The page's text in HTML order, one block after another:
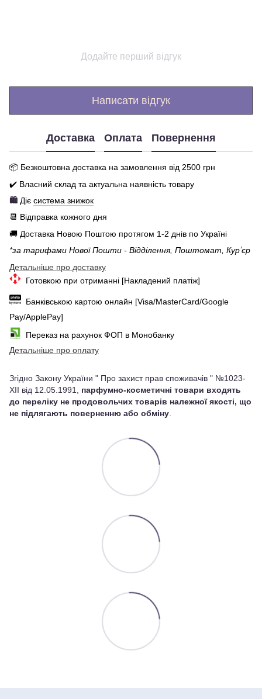
Додайте перший відгук
Написати відгук
Доставка Оплата Повернення
📦 Безкоштовна доставка на замовлення від 2500 грн
✔️ Власний склад та актуальна наявність товару
🛍️ Діє система знижок
📆 Відправка кожного дня
🚚 Доставка Новою Поштою протягом 1-2 днів по Україні
*за тарифами Нової Пошти - Відділення, Поштомат, Курʼєр
Детальніше про доставку
Готовкою при отриманні [Накладений платіж]
Банківською картою онлайн [Visa/MasterCard/Google
Pay/ApplePay]
Переказ на рахунок ФОП в Монобанку
Детальніше про оплату
Згідно Закону України " Про захист прав споживачів " №1023-
XII від 12.05.1991, парфумно-косметичні товари входять
до переліку не продовольчих товарів належної якості, що
не підлягають поверненню або обміну